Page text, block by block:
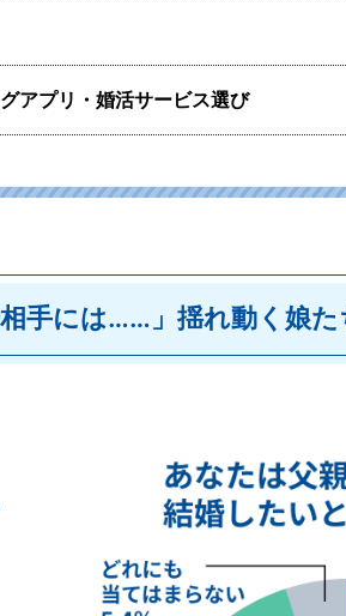
アプリ・婚活サービス選び
相手には……」揺れ動く娘